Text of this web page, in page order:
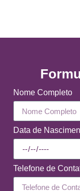
Nome Completo
Data de
Telefone de